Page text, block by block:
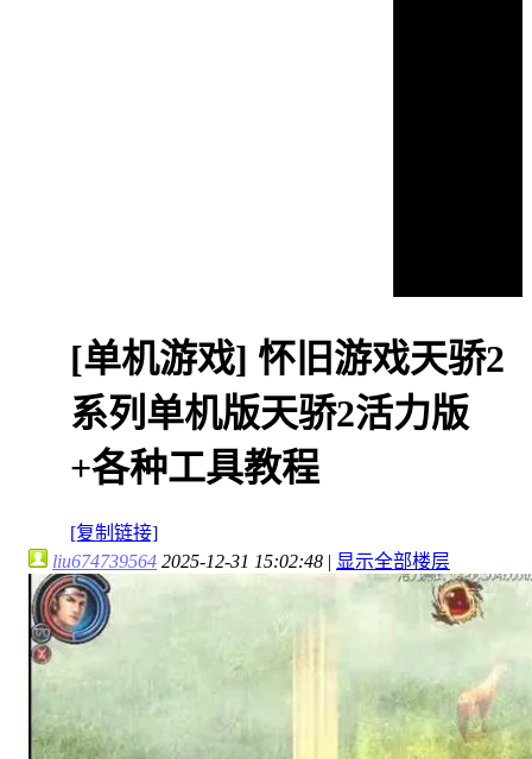
[单机游戏] 怀旧游戏天骄2
系列单机版天骄2活力版
+各种工具教程
[复制链接]
liu674739564 2025-12-31 15:02:48 | 显示全部楼层